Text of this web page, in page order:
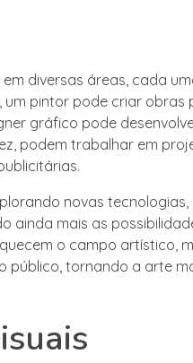
diversas áreas, cada
um pintor pode criar obras
gráfico pode
podem trabalhar em
novas
ainda mais as
o campo artístico,
tornando a arte